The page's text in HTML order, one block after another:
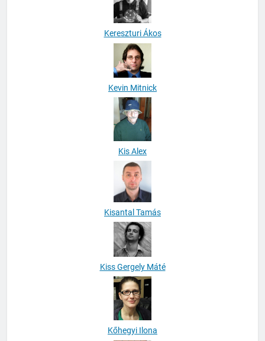
Kereszturi Ákos
Kevin Mitnick
Kis Alex
Kisantal Tamás
Kiss Gergely Máté
Kőhegyi Ilona